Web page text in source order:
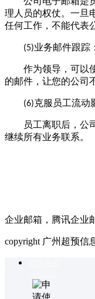
理人员的权仗。一旦
任何工作，不能代表
(5)业务邮件跟踪：
作为领导，可以使
的邮件，让您的公司
(6)克服员工流动
员工离职后， 公
继续所有业务联系。
企业邮箱，腾讯企业
copyright 广州超预信